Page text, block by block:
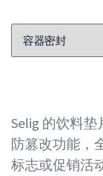
Selig 的饮料
防篡改功能，
标志或促销活